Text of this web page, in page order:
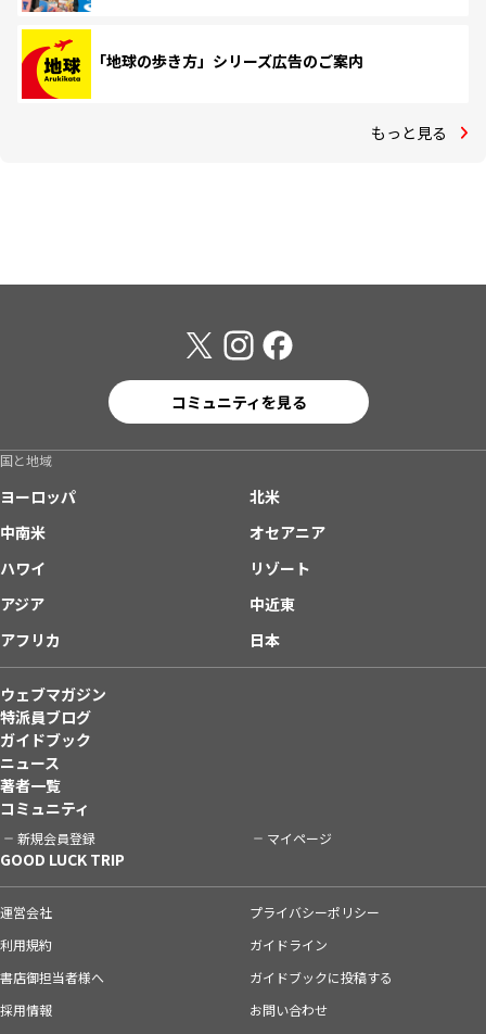
「地球の歩き方」シリーズ広告のご案内
もっと見る
コミュニティを見る
国と地域
ヨーロッパ
北米
中南米
オセアニア
ハワイ
リゾート
アジア
中近東
アフリカ
日本
ウェブマガジン
特派員ブログ
ガイドブック
ニュース
著者一覧
コミュニティ
新規会員登録 マイページ
GOOD LUCK TRIP
運営会社
プライバシーポリシー
利用規約
ガイドライン
書店御担当者様へ
ガイドブックに投稿する
採用情報
お問い合わせ